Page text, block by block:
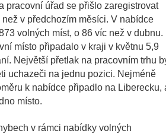
pracovní úřad se přišlo zaregistrovat
v předchozím měsíci. V nabídce
volných míst, o 86 víc než v dubnu.
místo připadalo v kraji v květnu 5,9
Největší přetlak na pracovním trhu
uchazeči na jednu pozici. Nejméně
k nabídce připadlo na Liberecku,
místo.
v rámci nabídky volných